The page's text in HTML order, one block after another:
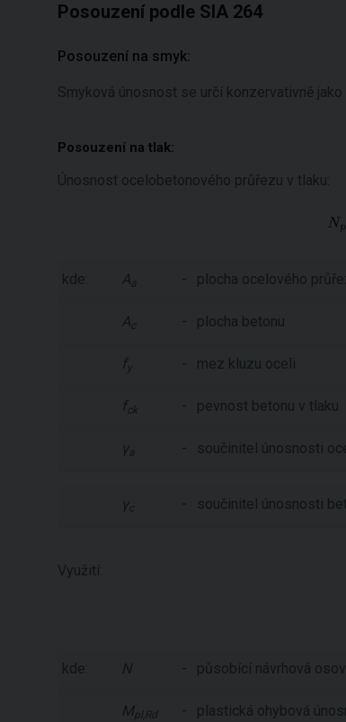
Posouzení podle SIA 264
Posouzení na smyk:
Smyková únosnost se určí konzervativně
Posouzení na tlak:
Únosnost ocelobetonového průřezu v tlaku:
kde: A a - plocha ocelového
A - plocha betonu
fy - mez kluzu oceli
f ck - pevnost betonu v tlaku
γ a - součinitel únosnosti
γ - součinitel únosnosti
Využití:
kde: N - působící návrhová
Mpl,Rd - plastická ohybová